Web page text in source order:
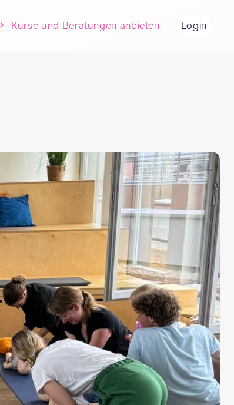
Kurse und Beratungen anbieten Login